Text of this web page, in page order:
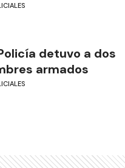
detuvo a dos
armados